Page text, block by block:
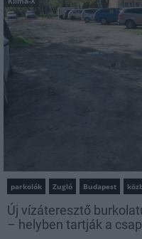
parkolók Zugló Budapest
Új vízáteresztő
– helyben tartják a